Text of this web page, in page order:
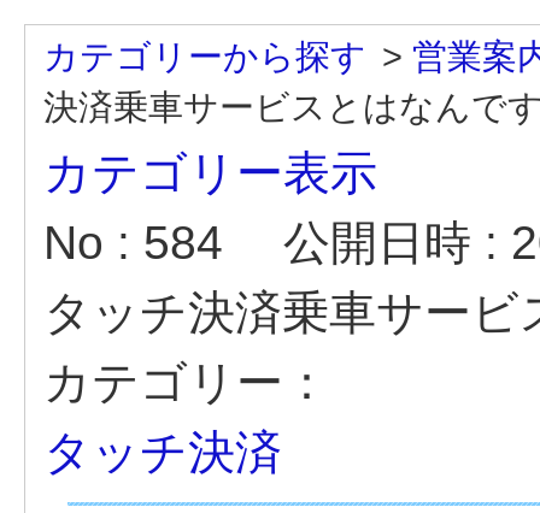
カテゴリーから探す > 営業案
決済乗車サービスとはなんで
カテゴリー表示
No : 584
公開日時 :
タッチ決済乗車サー
カテゴリー：
タッチ決済